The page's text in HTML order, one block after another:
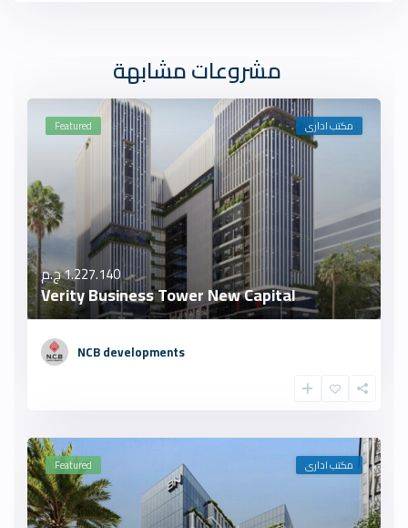
مشروعات مشابهة
Featured مكتب ادارى
1.227.140 ج.م
Verity Business Tower New Capital
NCB developments
Featured مكتب ادارى